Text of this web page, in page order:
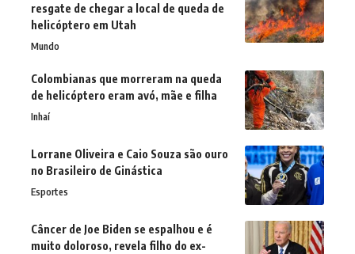
resgate de chegar a local de queda de
helicóptero em Utah
Mundo
Colombianas que morreram na queda
de helicóptero eram avó, mãe e filha
Inhaí
Lorrane Oliveira e Caio Souza são ouro
no Brasileiro de Ginástica
Esportes
Câncer de Joe Biden se espalhou e é
muito doloroso, revela filho do ex-